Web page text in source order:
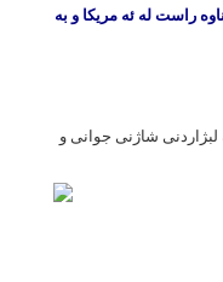
راست له ئه مریکا و به
شاژنی جوانی و